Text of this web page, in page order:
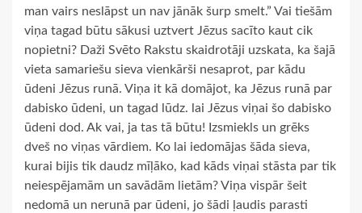
man vairs neslāpst un nav jānāk šurp smelt.” Vai tiešām
viņa tagad būtu sākusi uztvert Jēzus sacīto kaut cik
nopietni? Daži Svēto Rakstu skaidrotāji uzskata, ka šajā
vieta samariešu sieva vienkārši nesaprot, par kādu
ūdeni Jēzus runā. Viņa it kā domājot, ka Jēzus runā par
dabisko ūdeni, un tagad lūdz. lai Jēzus viņai šo dabisko
ūdeni dod. Ak vai, ja tas tā būtu! Izsmiekls un grēks
dveš no viņas vārdiem. Ko lai iedomājas šāda sieva,
kurai bijis tik daudz mīļāko, kad kāds viņai stāsta par tik
neiespējamām un savādām lietām? Viņa vispār šeit
nedomā un nerunā par ūdeni, jo šādi ļaudis parasti